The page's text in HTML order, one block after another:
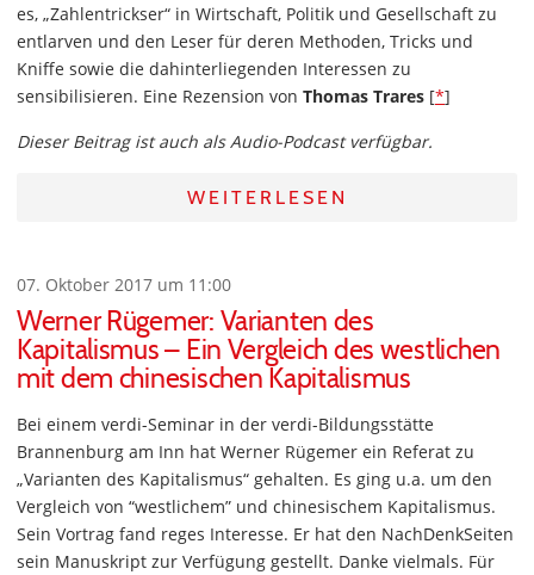
es, „Zahlentrickser“ in Wirtschaft, Politik und Gesellschaft zu
entlarven und den Leser für deren Methoden, Tricks und
Kniffe sowie die dahinterliegenden Interessen zu
sensibilisieren. Eine Rezension von Thomas Trares [*]
Dieser Beitrag ist auch als Audio-Podcast verfügbar.
WEITERLESEN
07. Oktober 2017 um 11:00
Werner Rügemer: Varianten des
Kapitalismus – Ein Vergleich des westlichen
mit dem chinesischen Kapitalismus
Bei einem verdi-Seminar in der verdi-Bildungsstätte
Brannenburg am Inn hat Werner Rügemer ein Referat zu
„Varianten des Kapitalismus“ gehalten. Es ging u.a. um den
Vergleich von “westlichem” und chinesischem Kapitalismus.
Sein Vortrag fand reges Interesse. Er hat den NachDenkSeiten
sein Manuskript zur Verfügung gestellt. Danke vielmals. Für